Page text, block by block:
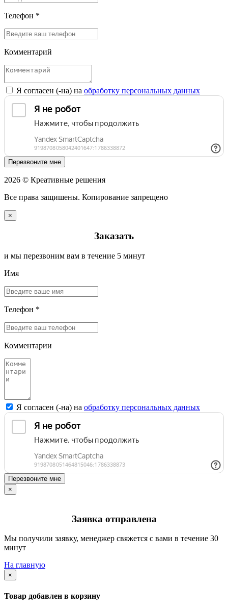
Телефон *
Комментарий
Я согласен (-на) на обработку персональных данных
Перезвоните мне
2026 © Креативные решения
Все права защишены. Копирование запрещено
×
Заказать
и мы перезвоним вам в течение 5 минут
Имя
Телефон *
Комментарии
Я согласен (-на) на обработку персональных данных
Перезвоните мне
×
Заявка отправлена
Мы получили заявку, менеджер свяжется с вами в течение 30
минут
На главную
×
Товар добавлен в корзину